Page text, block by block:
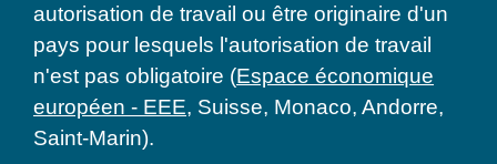
autorisation de travail ou être originaire d'un
pays pour lesquels l'autorisation de travail
n'est pas obligatoire (Espace économique
européen - EEE, Suisse, Monaco, Andorre,
Saint-Marin).